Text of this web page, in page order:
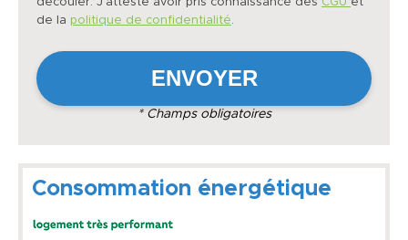
de la politique de confidentialité.
* Champs obligatoires
Consommation énergétique